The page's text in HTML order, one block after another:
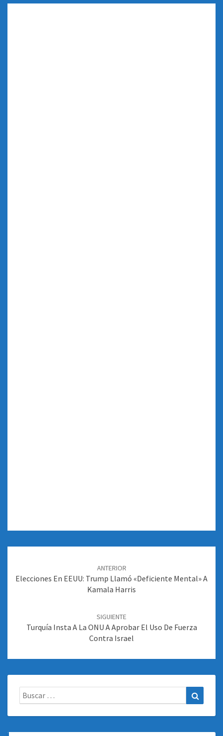
entradas
ANTERIOR
Elecciones En EEUU: Trump Llamó «deficiente Mental» A
Kamala Harris
SIGUIENTE
Turquía Insta A La ONU A Aprobar El Uso De Fuerza
Contra Israel
Buscar: